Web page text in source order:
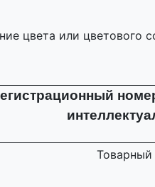
цвета или цветового
Товарный